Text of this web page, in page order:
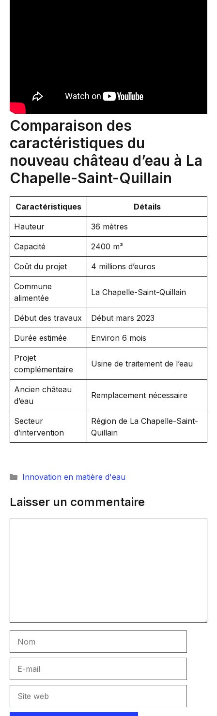
Comparaison des
caractéristiques du
nouveau château d’eau à La
Chapelle-Saint-Quillain
Caractéristiques Détails
Hauteur 36 mètres
Capacité 2400 m³
Coût du projet 4 millions d’euros
Commune
alimentée
La Chapelle-Saint-Quillain
Début des travaux Début mars 2023
Durée estimée Environ 6 mois
Projet
complémentaire
Usine de traitement de l’eau
Ancien château
d’eau
Remplacement nécessaire
Secteur
d’intervention
Région de La Chapelle-Saint-
Quillain
Catégories
Innovation en matière d'eau
Laisser un commentaire
mail
web